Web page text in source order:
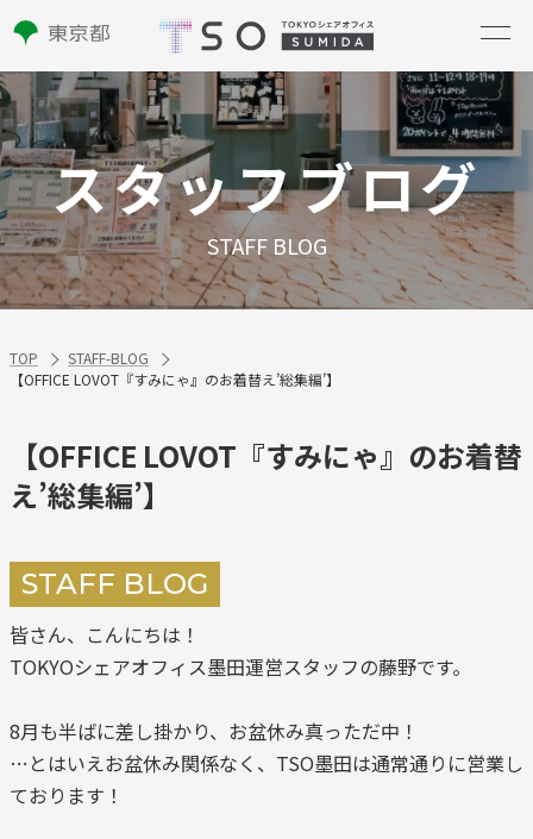
スタッフブログ
STAFF BLOG
TOP
STAFF-BLOG
【OFFICE LOVOT『すみにゃ』のお着替え’総集編’】
【OFFICE LOVOT『すみにゃ』のお着替
え’総集編’】
STAFF BLOG
皆さん、こんにちは！
TOKYOシェアオフィス墨田運営スタッフの藤野です。
8月も半ばに差し掛かり、お盆休み真っただ中！
…とはいえお盆休み関係なく、TSO墨田は通常通りに営業し
ております！